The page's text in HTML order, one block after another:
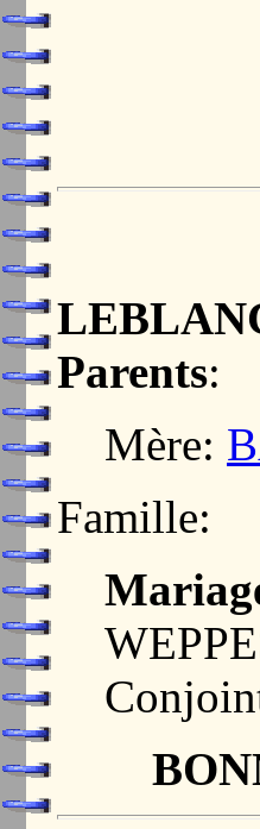
Parents:
Mère:
Famille: